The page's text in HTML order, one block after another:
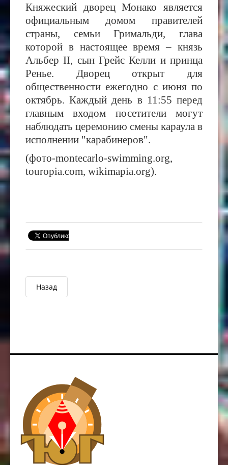
Княжеский дворец Монако является
официальным домом правителей
страны, семьи Гримальди, глава
которой в настоящее время – князь
Альбер II, сын Грейс Келли и принца
Ренье. Дворец открыт для
общественности ежегодно с июня по
октябрь. Каждый день в 11:55 перед
главным входом посетители могут
наблюдать церемонию смены караула в
исполнении "карабинеров".
(фото-montecarlo-swimming.org,
touropia.com, wikimapia.org).
Назад